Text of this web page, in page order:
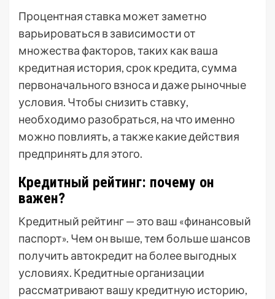
Процентная ставка может заметно
варьироваться в зависимости от
множества факторов, таких как ваша
кредитная история, срок кредита, сумма
первоначального взноса и даже рыночные
условия. Чтобы снизить ставку,
необходимо разобраться, на что именно
можно повлиять, а также какие действия
предпринять для этого.
Кредитный рейтинг: почему он
важен?
Кредитный рейтинг — это ваш «финансовый
паспорт». Чем он выше, тем больше шансов
получить автокредит на более выгодных
условиях. Кредитные организации
рассматривают вашу кредитную историю,